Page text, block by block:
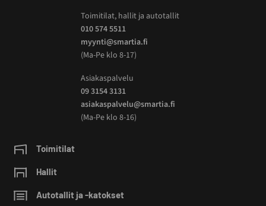
Toimitilat, hallit ja autotallit
010 574 5511
myynti@smartia.fi
(Ma-Pe klo 8-17)
Asiakaspalvelu
09 3154 3131
asiakaspalvelu@smartia.fi
(Ma-Pe klo 8-16)
Toimitilat
Hallit
Autotallit ja -katokset